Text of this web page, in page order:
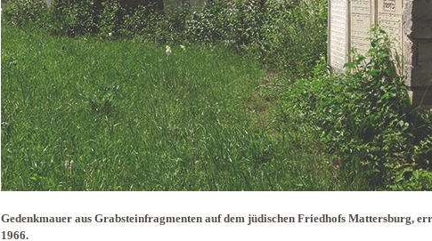
Gedenkmauer aus Grabsteinfragmenten auf dem jüdischen Friedhofs Mattersburg,
1966.